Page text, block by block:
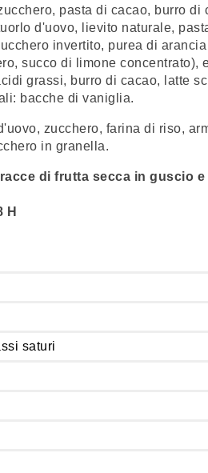
pasta di cacao, burro di
d'uovo, lievito naturale,
invertito, purea di
succo di limone concentrato),
grassi, burro di cacao, latte
bacche di vaniglia.
zucchero, farina di riso,
in granella.
di frutta secca in guscio e
H
saturi